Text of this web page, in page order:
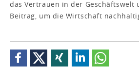
das Vertrauen in der Geschäftswelt
Beitrag, um die Wirtschaft